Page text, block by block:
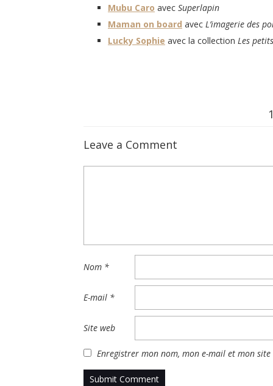
Mubu Caro avec Superlapin
Maman on board avec L’imagerie des
Lucky Sophie avec la collection Les
Leave a Comment
Nom *
E-mail *
Site web
Enregistrer mon nom, mon e-mail et mon